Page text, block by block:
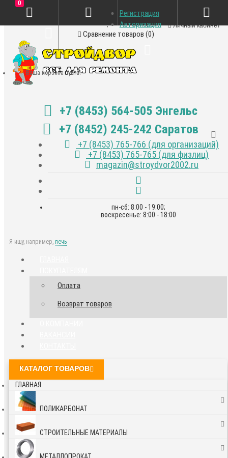
Личный кабинет
Закладки (0)
Сравнение товаров (0)
+7 (8453) 564-505 Энгельс
+7 (8452) 245-242 Саратов
+7 (8453) 765-766 (для организаций)
+7 (8453) 765-765 (для физлиц)
magazin@stroydvor2002.ru
пн-сб: 8:00 - 19:00;
воскресенье: 8:00 - 18:00
Я ищу, например, печь
Регистрация
Авторизация
0
Ваша корзина пуста!
Оплата
Возврат товаров
КАТАЛОГ ТОВАРОВ
ГЛАВНАЯ
ПОЛИКАРБОНАТ
СТРОИТЕЛЬНЫЕ МАТЕРИАЛЫ